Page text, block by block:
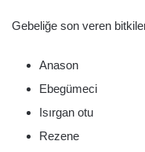
Gebeliğe son veren
Anason
Ebegümeci
Isırgan otu
Rezene